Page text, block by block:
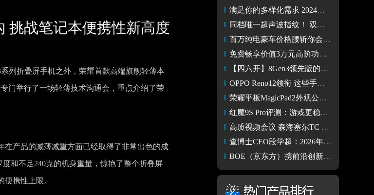
挑战笔记本便携性新高度
列折叠屏手机之外，荣耀首款高端旗舰轻薄本
门举行了一场轻薄技术沟通会，重点介绍了荣
产品的减薄减重方面已经取得了非常出色的成
和不足240克的机身重量，惊艳了整个折叠屏
携性上限。
满足你的多样化需求 2024年年中直屏手机推荐
同档唯一超声波指纹！ 双芯战神iQOO Neo9S Pro+图赏
百万纯电豪车价格腰斩你会不会买？
免费畅享价值3万元高阶功能包，阿尔法S先行版PRO 24.68万元起
【四六开】8Gen3领先版的红魔能买吗：红魔9S Pro优缺点评
OPPO Reno12领衔 这些手机是自拍的一把好手
荣耀平板MagicPad2外观公布：延续家族设计风格 主打时尚精致
红魔9S Pro评测：游戏更稳更极致 AI陪你玩游戏很欢乐
高质视频会议 森海塞尔TC Bars通过Microsoft Teams认证
查博士CEO段学超：2026年新能源二手车将迎市场高峰
BOE（京东方）携前沿创新显示技术亮相DIC 2024